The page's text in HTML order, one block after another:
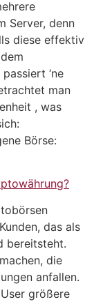
Server, denn
diese effektiv
‘ne
man
, was
Börse:
das als
bereitsteht.
die
anfallen.
größere